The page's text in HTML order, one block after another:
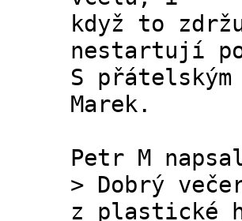
když to
nestartují po
S přátelským
Marek.
Petr M
> Dobrý
z plastické